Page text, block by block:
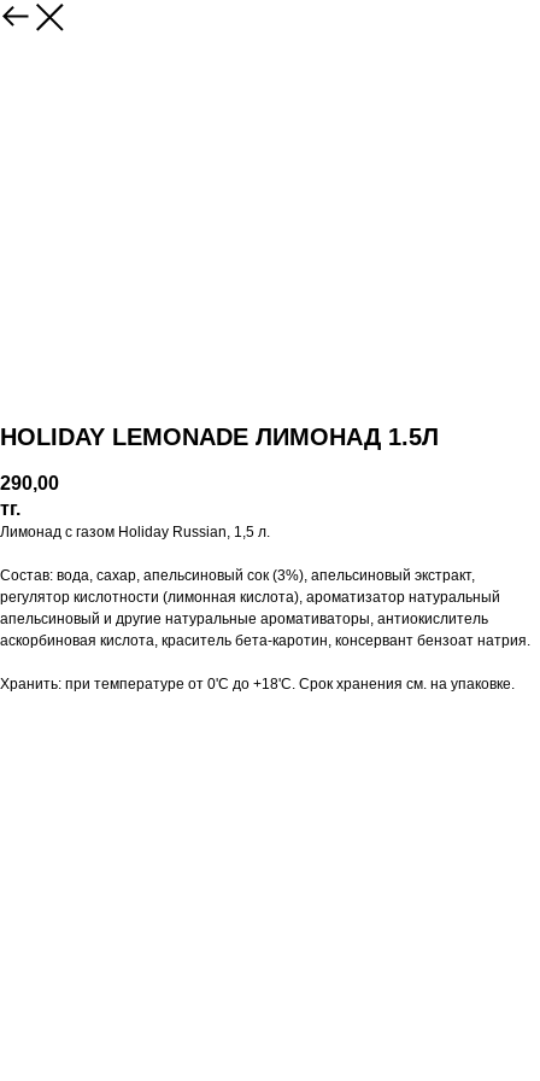
HOLIDAY LEMONADE ЛИМОНАД 1.5Л
290,00
тг.
Лимонад с газом Holiday Russian, 1,5 л.
Состав: вода, сахар, апельсиновый сок (3%), апельсиновый экстракт,
регулятор кислотности (лимонная кислота), ароматизатор натуральный
апельсиновый и другие натуральные аромативаторы, антиокислитель
аскорбиновая кислота, краситель бета-каротин, консервант бензоат натрия.
Хранить: при температуре от 0'C до +18'С. Срок хранения см. на упаковке.